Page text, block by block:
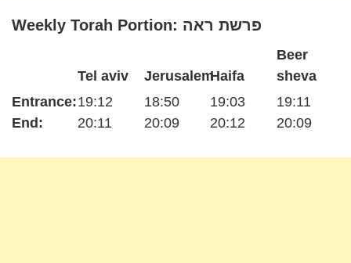
Weekly Torah Portion: פרשת ראה
Entrance:
End:
Tel aviv
19:12
20:11
Jerusalem
18:50
20:09
Haifa
19:03
20:12
Beer
sheva
19:11
20:09